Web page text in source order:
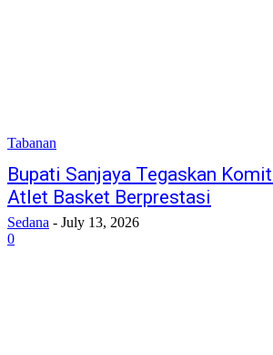
Tabanan
Bupati Sanjaya Tegaskan
Atlet Basket Berprestasi
Sedana - July 13, 2026
0